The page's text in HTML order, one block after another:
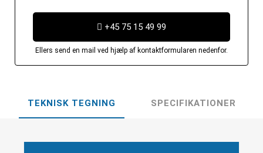
+45 75 15 49 99
Ellers send en mail ved hjælp af kontaktformularen nedenfor.
TEKNISK TEGNING SPECIFIKATIONER